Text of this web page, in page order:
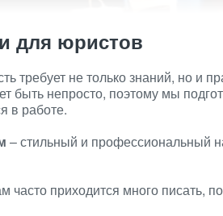
для юристов
требует не только знаний, но и
быть непросто, поэтому мы
в работе.
– стильный и профессиональный
часто приходится много писать,